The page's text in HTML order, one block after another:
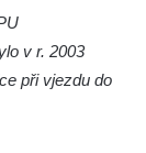
v r. 2003
při vjezdu do